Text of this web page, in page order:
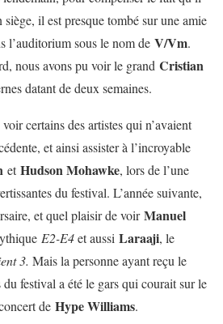
siège, il est presque tombé sur une amie
l’auditorium sous le nom de V/Vm.
nous avons pu voir le grand Cristian
datant de deux semaines.
certains des artistes qui n’avaient
et ainsi assister à l’incroyable
etHudson Mohawke, lors de l’une
du festival. L’année suivante,
et quel plaisir de voirManuel
E2-E4et aussi Laraaji, le
3. Mais la personne ayant reçu le
du festival a été le gars qui courait sur le
de Hype Williams.